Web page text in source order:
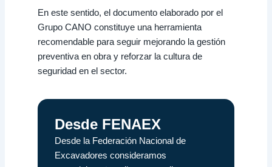
En este sentido, el documento elaborado por el
Grupo CANO constituye una herramienta
recomendable para seguir mejorando la gestión
preventiva en obra y reforzar la cultura de
seguridad en el sector.
Desde FENAEX
Desde la Federación Nacional de
Excavadores consideramos